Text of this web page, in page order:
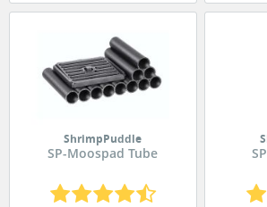
ShrimpPuddle
SP-Moospad Tube